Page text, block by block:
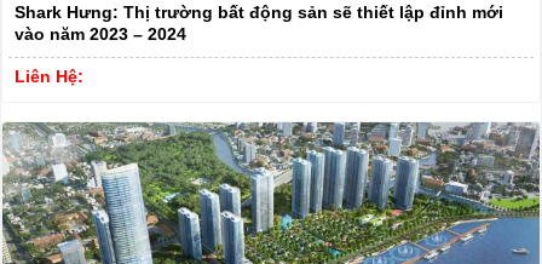
Shark Hưng: Thị trường bất động sản sẽ thiết lập đỉnh mới
vào năm 2023 – 2024
Liên Hệ: